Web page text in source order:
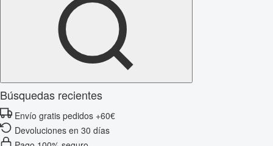
Búsquedas recientes
Envío gratis pedidos +60€
Devoluciones en 30 días